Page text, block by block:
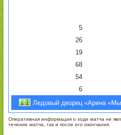
5
26
19
68
54
6
Ледовый дворец «Арена
Оперативная информация о ходе матча не
течение матча, так и после его окончания.